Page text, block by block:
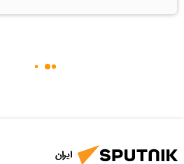
ایران